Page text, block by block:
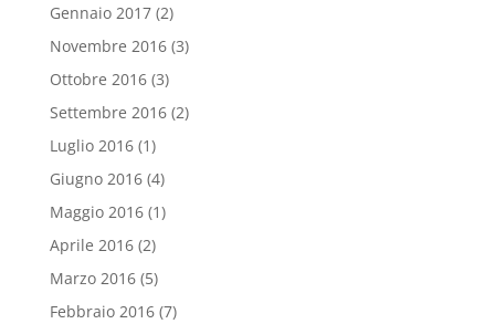
Gennaio 2017(2)
Novembre 2016(3)
Ottobre 2016(3)
Settembre 2016(2)
Luglio 2016(1)
Giugno 2016(4)
Maggio 2016(1)
Aprile 2016(2)
Marzo 2016(5)
Febbraio 2016(7)